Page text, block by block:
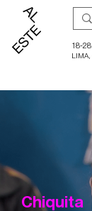
18-
LIMA,
Chiquita